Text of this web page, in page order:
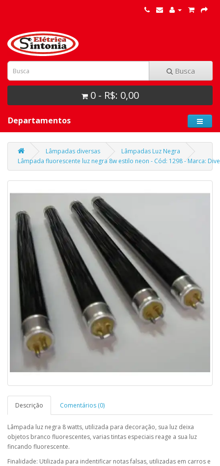
Busca
0 - R$: 0,00
Departamentos
Lâmpadas diversas
Lâmpadas Luz Negra
Lâmpada fluorescente luz negra 8w estilo neon - Cód: 1298 - Marca:
Descrição Comentários (0)
Lâmpada luz negra 8 watts, utilizada para decoração, sua luz deixa
objetos branco fluorescentes, varias tintas especiais reage a sua luz
fincando fluorescente.
Finalidade: Utilizada para indentificar notas falsas, utilizadas em carros e